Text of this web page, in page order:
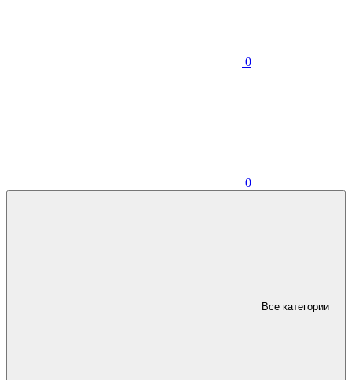
0
0
Все категории